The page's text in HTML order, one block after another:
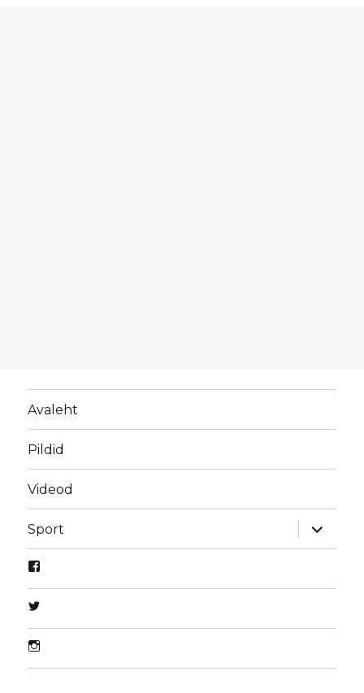
Avaleht
Pildid
Videod
Sport
laienda